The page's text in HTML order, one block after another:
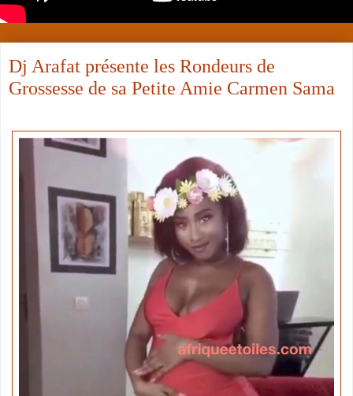
Dj Arafat présente les Rondeurs de
Grossesse de sa Petite Amie Carmen Sama